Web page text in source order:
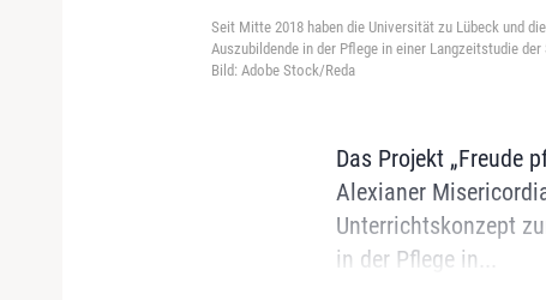
Seit Mitte 2018 haben die Universität zu Lübeck und
Auszubildende in der Pflege in einer Langzeitstudie
Bild: Adobe Stock/Reda
Das Projekt „Freude
Alexianer
Unterrichtskonzept
in der Pflege in...